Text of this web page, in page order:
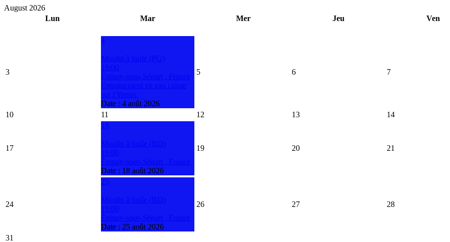
August 2026
Lun
Mar Mer Jeu Ven
3
Date : 4 août 2026
5 6 7
10 11 12 13 14
17
Date : 18 août 2026
19 20 21
24
Date : 25 août 2026
26 27 28
31